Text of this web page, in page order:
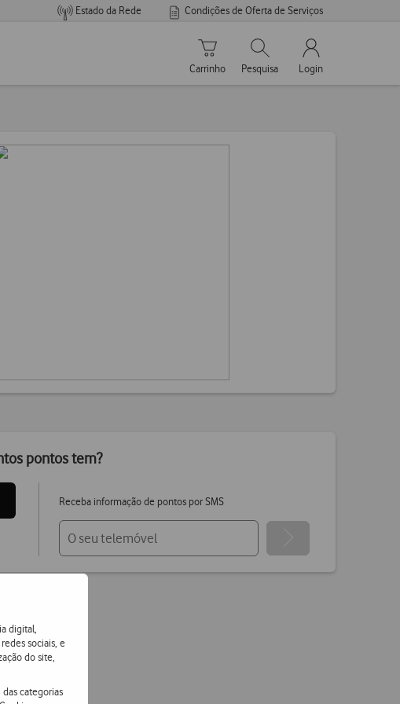
digital,
sociais, e
do site,
categorias
Estado da Rede Condições de Oferta de Serviços
Carrinho de compras
Carrinho
Pesquisar
Pesquisa
My Vodafone
Login
pontos tem?
Receba informação de pontos por SMS